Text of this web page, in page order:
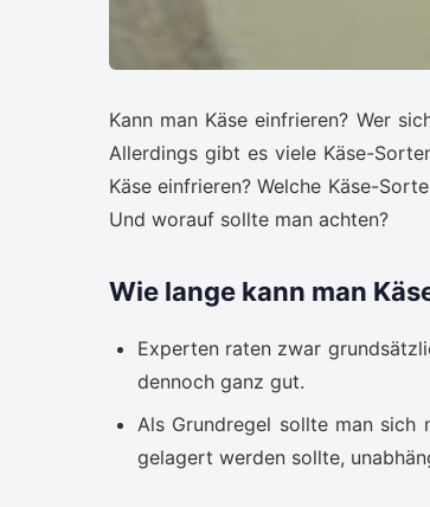
Kann man Käse einfrieren? Wer
Allerdings gibt es viele Käse-
Käse einfrieren? Welche Käse-
Und worauf sollte man achten?
Wie lange kann man
Experten raten zwar
dennoch ganz gut.
Als Grundregel sollte man sich
gelagert werden sollte,